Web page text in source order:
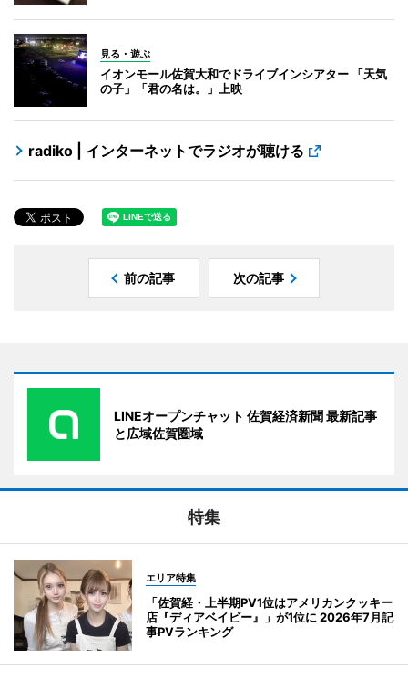
見る・遊ぶ
イオンモール佐賀大和でドライブインシアター 「天気
の子」「君の名は。」上映
radiko | インターネットでラジオが聴ける
前の記事 次の記事
LINEオープンチャット 佐賀経済新聞 最新記事
と広域佐賀圏域
特集
エリア特集
「佐賀経・上半期PV1位はアメリカンクッキー
店『ディアベイビー』」が1位に 2026年7月記
事PVランキング